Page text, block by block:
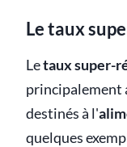
Le taux
Letaux super-
principalement
destinés à l'
quelques